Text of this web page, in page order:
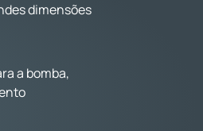
dimensões
a bomba,